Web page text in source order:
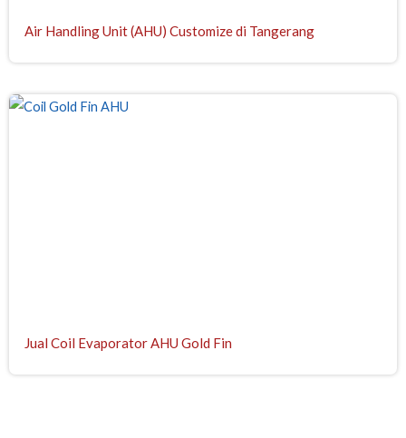
Air Handling Unit (AHU) Customize di Tangerang
Jual Coil Evaporator AHU Gold Fin